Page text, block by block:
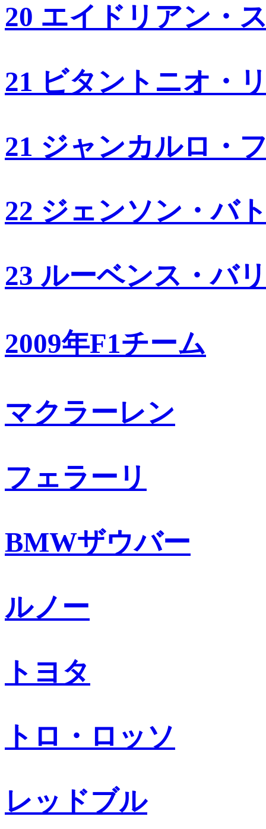
20 エイドリアン・
21 ビタントニオ・
21 ジャンカルロ・
22 ジェンソン・バ
23 ルーベンス・バ
2009年F1チーム
マクラーレン
フェラーリ
BMWザウバー
ルノー
トヨタ
トロ・ロッソ
レッドブル